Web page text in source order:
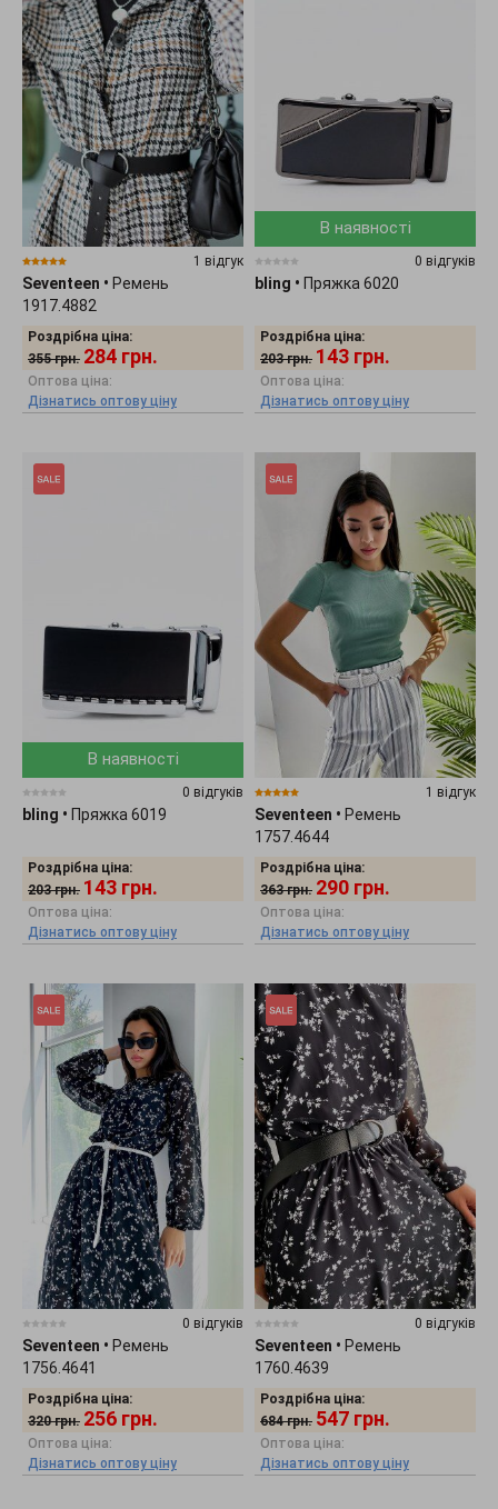
1 відгук
Seventeen • Ремень
1917.4882
Роздрібна ціна:
355 грн. 284 грн.
Оптова ціна:
Дізнатись оптову ціну
В наявності
0 відгуків
bling • Пряжка 6020
Роздрібна ціна:
203 грн. 143 грн.
Оптова ціна:
Дізнатись оптову ціну
В наявності
0 відгуків
bling • Пряжка 6019
Роздрібна ціна:
203 грн. 143 грн.
Оптова ціна:
Дізнатись оптову ціну
1 відгук
Seventeen • Ремень
1757.4644
Роздрібна ціна:
363 грн. 290 грн.
Оптова ціна:
Дізнатись оптову ціну
0 відгуків
Seventeen • Ремень
1756.4641
Роздрібна ціна:
320 грн. 256 грн.
Оптова ціна:
Дізнатись оптову ціну
0 відгуків
Seventeen • Ремень
1760.4639
Роздрібна ціна:
684 грн. 547 грн.
Оптова ціна:
Дізнатись оптову ціну